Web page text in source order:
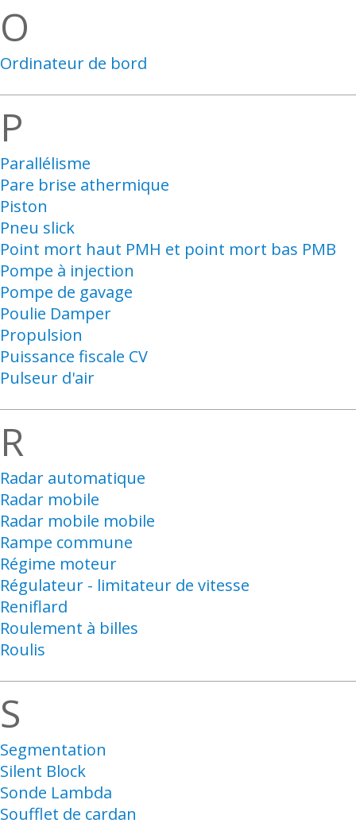
O
Ordinateur de bord
P
Parallélisme
Pare brise athermique
Piston
Pneu slick
Point mort haut PMH et point mort bas PMB
Pompe à injection
Pompe de gavage
Poulie Damper
Propulsion
Puissance fiscale CV
Pulseur d'air
R
Radar automatique
Radar mobile
Radar mobile mobile
Rampe commune
Régime moteur
Régulateur - limitateur de vitesse
Reniflard
Roulement à billes
Roulis
S
Segmentation
Silent Block
Sonde Lambda
Soufflet de cardan